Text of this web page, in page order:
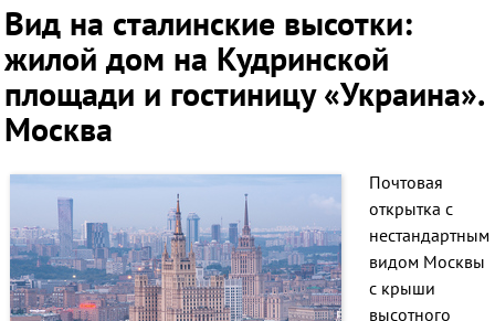
Вид на сталинские высотки:
жилой дом на Кудринской
площади и гостиницу «Украина».
Москва
Почтовая
открытка с
нестандартным
видом Москвы
с крыши
высотного